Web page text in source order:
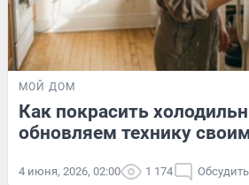
МОЙ ДОМ
Как покрасить
обновляем технику
4 июня, 2026, 02:00 1 174 Обсудить